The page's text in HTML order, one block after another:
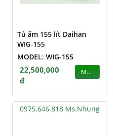
Tủ ấm 155 lít Daihan
WIG-155
MODEL: WIG-155
22,500,000
đ
MUA
0975.646.818 Ms.Nhung